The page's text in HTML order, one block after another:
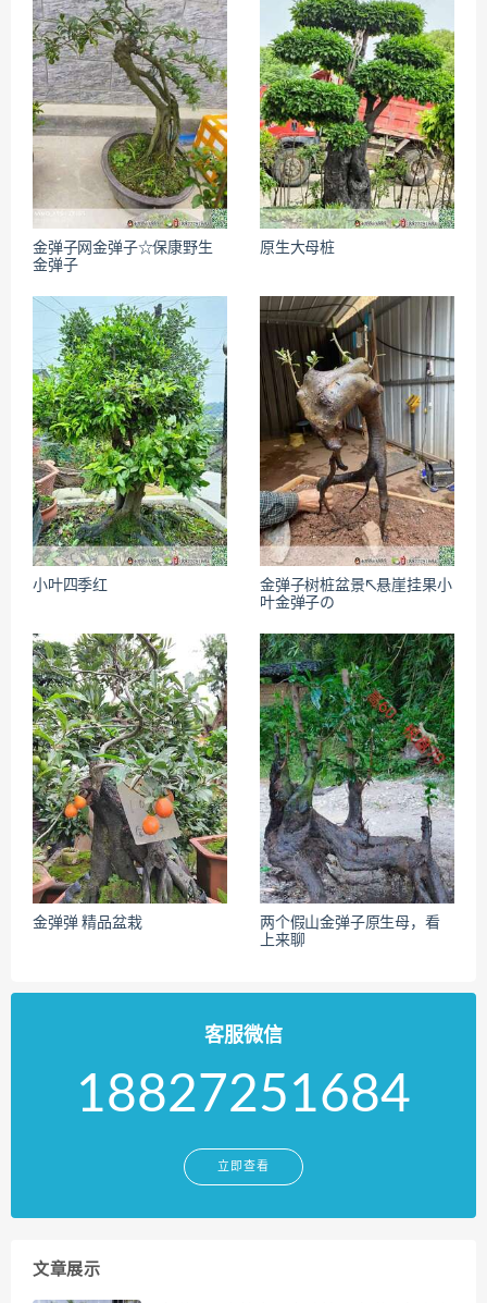
金弹子网金弹子☆保康野生
金弹子
原生大母桩
小叶四季红
金弹子树桩盆景↖悬崖挂果小
叶金弹子の
金弹弹 精品盆栽
两个假山金弹子原生母，看
上来聊
客服微信
18827251684
立即查看
文章展示